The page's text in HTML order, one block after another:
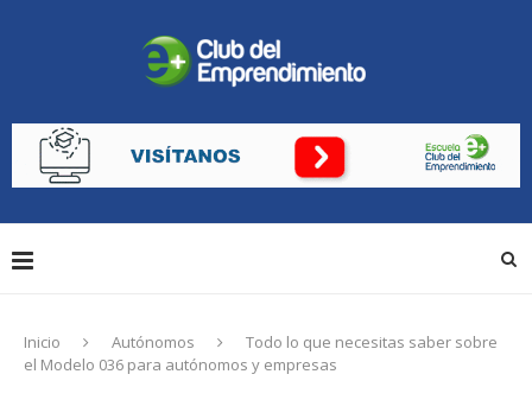
Inicio Autónomos
Todo lo que necesitas saber sobre
el Modelo 036 para autónomos y empresas